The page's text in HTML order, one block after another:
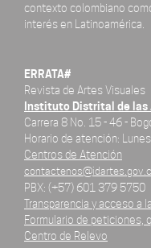
contexto colombiano
interés en Latinoamérica.
ERRATA#
Revista de Artes Visuales
Instituto Distrital de las
Carrera 8 No. 15 - 46 -
Horario de atención:
Centros de Atención
PBX: (+57) 601 379 5750
Transparencia y acceso a
Formulario de peticiones,
Centro de Relevo